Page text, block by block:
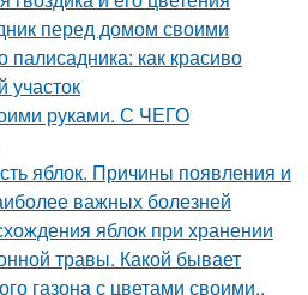
перед домом своими
палисадника: как красиво
руками. С ЧЕГО
яблок. Причины появления и
важных болезней
яблок при хранении
травы. Какой бывает
газона с цветами своими..